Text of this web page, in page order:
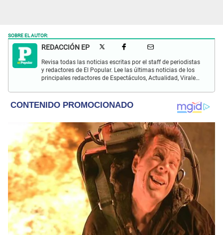
SOBRE EL AUTOR:
REDACCIÓN EP
Revisa todas las noticias escritas por el staff de periodistas
y redactores de El Popular. Lee las últimas noticias de los
principales redactores de Espectáculos, Actualidad, Virales,